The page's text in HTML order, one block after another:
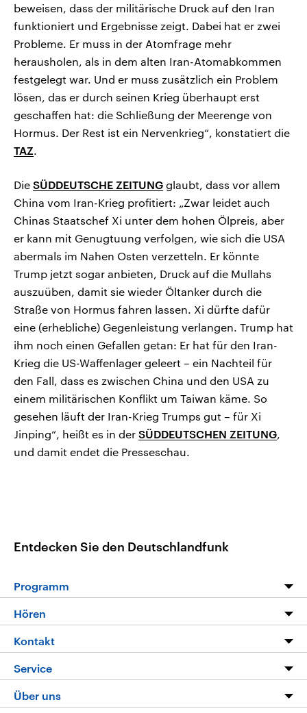
beweisen, dass der militärische Druck auf den Iran
funktioniert und Ergebnisse zeigt. Dabei hat er zwei
Probleme. Er muss in der Atomfrage mehr
herausholen, als in dem alten Iran-Atomabkommen
festgelegt war. Und er muss zusätzlich ein Problem
lösen, das er durch seinen Krieg überhaupt erst
geschaffen hat: die Schließung der Meerenge von
Hormus. Der Rest ist ein Nervenkrieg“, konstatiert die
TAZ.
Die SÜDDEUTSCHE ZEITUNG glaubt, dass vor allem
China vom Iran-Krieg profitiert: „Zwar leidet auch
Chinas Staatschef Xi unter dem hohen Ölpreis, aber
er kann mit Genugtuung verfolgen, wie sich die USA
abermals im Nahen Osten verzetteln. Er könnte
Trump jetzt sogar anbieten, Druck auf die Mullahs
auszuüben, damit sie wieder Öltanker durch die
Straße von Hormus fahren lassen. Xi dürfte dafür
eine (erhebliche) Gegenleistung verlangen. Trump hat
ihm noch einen Gefallen getan: Er hat für den Iran-
Krieg die US-Waffenlager geleert – ein Nachteil für
den Fall, dass es zwischen China und den USA zu
einem militärischen Konflikt um Taiwan käme. So
gesehen läuft der Iran-Krieg Trumps gut – für Xi
Jinping“, heißt es in der SÜDDEUTSCHEN ZEITUNG,
und damit endet die Presseschau.
Entdecken Sie den Deutschlandfunk
Programm
Programm
Die Nachrichten
Nachrichtenleicht
Neue Beiträge auf dlf.de
Hören
Livestream
Podcasts
Deutschlandfunk App
Kontakt
Hörerservice
Service
FAQ
Über uns